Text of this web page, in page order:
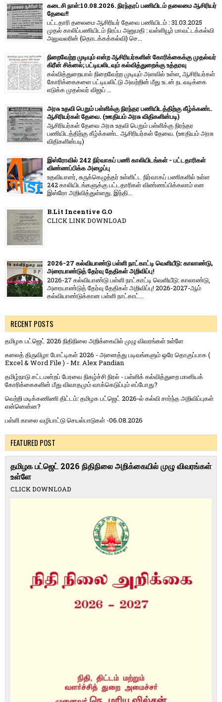
கடைசி நாள்:10.08.2026. நிரந்தரப் பணியிடம் தலைமை ஆசிரியர்
தேவை!!
பட்டதாரி தலைமை ஆசிரியர் தேவை பணியிடம் : 31.03.2025
முதல் காலிப்பணியிடம் நிரப்ப அனுமதி : வள்ளியூர் மாவட்டக்கல்வி
அலுவலரின் (தொடக்கக்கல்வி) செ...
நிறைவேற்ற முடியும் என்ற ஆசிரியர்களின் கோரிக்கைக்கு முதல்வர்
கிரீன் சிக்னல்; பட்டியலிடவும் கல்வித்துறைக்கு உத்தரவு
கல்வித்துறையால் நிறைவேற்ற முடியும் அளவில் உள்ள, ஆசிரியர்கள்
கோரிக்கைகளை பட்டியலிட்டு அவற்றின் மீது உடன் நடவடிக்கை
எடுக்க முதல்வர் விஜய் ...
அரசு உதவி பெறும் பள்ளிக்கு நிரந்தர பணியிடத்திற்கு கீழ்க்கண்ட
ஆசிரியர்கள் தேவை. (ஊதியம் அரசு விதிகளின்படி)
ஆசிரியர்கள் தேவை அரசு உதவி பெறும் பள்ளிக்கு நிரந்தர
பணியிடத்திற்கு கீழ்க்கண்ட ஆசிரியர்கள் தேவை. (ஊதியம் அரசு
விதிகளின்படி)
இஸ்ரோவில் 242 நிர்வாகப் பணி காலியிடங்கள் - பட்டதாரிகள்
விண்ணப்பிக்க அழைப்பு
உதவியாளர், சுருக்கெழுத்தர் உள்ளிட்ட நிர்வாகப் பணிகளில் உள்ள
242 காலியிடங்களுக்கு பட்டதாரிகள் விண்ணப்பிக்கலாம் என
இஸ்ரோ அறிவித்துள்ளது. இந்தி...
B.Lit Incentive G.O
CLICK LINK DOWNLOAD
2026-27 கல்வியாண்டு பள்ளி நாட்காட்டி வெளியீடு: காலாண்டு,
அரையாண்டுத் தேர்வு தேதிகள் அறிவிப்பு!
2026-27 கல்வியாண்டு பள்ளி நாட்காட்டி வெளியீடு: காலாண்டு,
அரையாண்டுத் தேர்வு தேதிகள் அறிவிப்பு! 2026-2027-ஆம்
கல்வியாண்டுக்கான பள்ளி நாட்காட்...
RECENT POSTS
தமிழக பட்ஜெட் 2026 நிதிநிலை அறிக்கையில் முழு விவரங்கள் உள்ளே
கலைத் திருவிழா போட்டிகள் 2026 - அனைத்து படிவங்களும் ஒரே தொகுப்பாக (
Excel & Word File ) - Mr. Alex Pandian
தமிழ்நாடு சட்டமன்றப் பேரவை நிகழ்ச்சி நிரல் - பள்ளிக் கல்வித்துறை மானியக்
கோரிக்கைகளின் மீது விவாதமும் வாக்கெடுப்பும் எப்போது?
வெற்றி மடிக்கணிணி திட்டம்: தமிழக பட்ஜெட் 2026-ல் கல்வி சார்ந்த அறிவிப்புகள்
என்னென்ன?
பள்ளி காலை வழிபாட்டு செயல்பாடுகள் -06.08.2026
FEATURED POST
தமிழக பட்ஜெட் 2026 நிதிநிலை அறிக்கையில் முழு விவரங்கள்
உள்ளே
CLICK DOWNLOAD